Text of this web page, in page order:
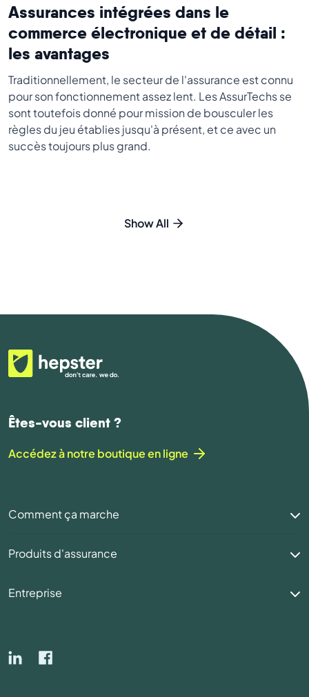
Assurances intégrées dans le
commerce électronique et de détail :
les avantages
Traditionnellement, le secteur de l'assurance est connu
pour son fonctionnement assez lent. Les AssurTechs se
sont toutefois donné pour mission de bousculer les
règles du jeu établies jusqu'à présent, et ce avec un
succès toujours plus grand.
Show All
Êtes-vous client ?
Accédez à notre boutique en ligne
Comment ça marche
Produits d'assurance
Entreprise